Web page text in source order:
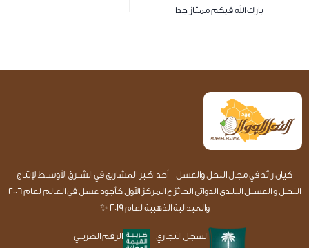
بارك الله فيكم ممتاز جدا
كيان رائد في مجال النحل والعسل - أحد اكـبر المشاريع في الشــرق الأوســط لإنتاج
النحـل و العســل البلـدي الدوائي الحائز ع المركز الأول كأجود عسل في العالم لعام 2006
والميدالية الذهبية لعام 2019 ✨
السجل التجاري
الرقم الضريبي